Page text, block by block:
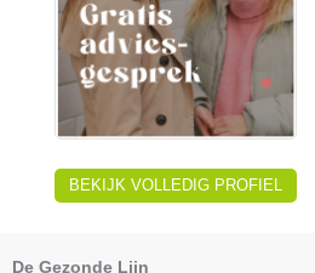
BEKIJK VOLLEDIG PROFIEL
De Gezonde Lijn